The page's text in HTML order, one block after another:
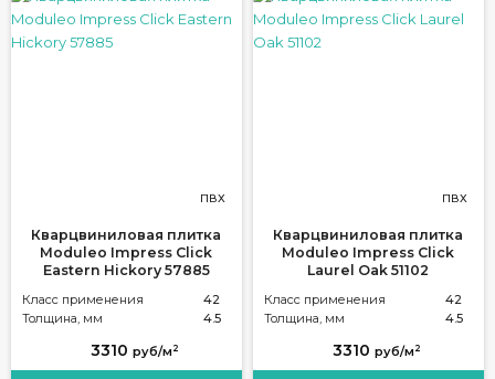
ПВХ
Кварцвиниловая плитка
Moduleo Impress Click
Eastern Hickory 57885
Класс применения
42
Толщина, мм
4.5
3310 руб/м 2
ПВХ
Кварцвиниловая плитка
Moduleo Impress Click
Laurel Oak 51102
Класс применения
42
Толщина, мм
4.5
3310 руб/м 2